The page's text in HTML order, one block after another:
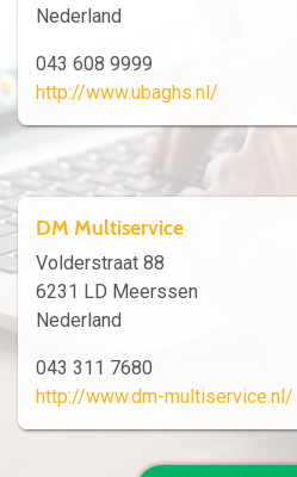
Nederland
043 608 9999
http://www.ubaghs.nl/
DM Multiservice
Volderstraat 88
6231 LD Meerssen
Nederland
043 311 7680
http://www.dm-multiservice.nl/